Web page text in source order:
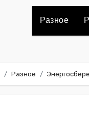
Разное
Разное